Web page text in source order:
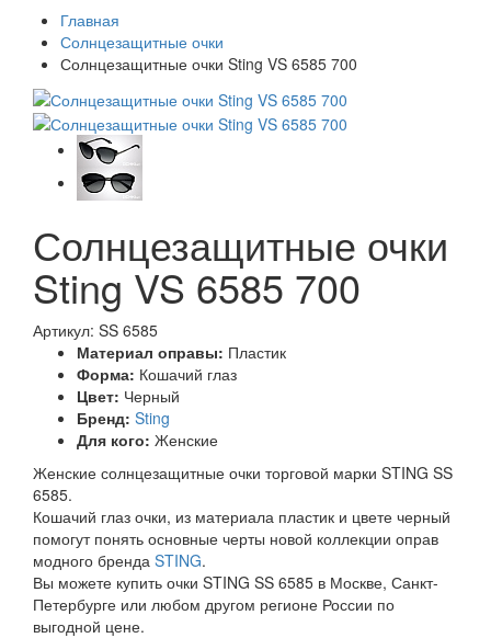
Главная
Солнцезащитные очки
Солнцезащитные очки Sting VS 6585 700
Солнцезащитные очки
Sting VS 6585 700
Артикул: SS 6585
Материал оправы: Пластик
Форма: Кошачий глаз
Цвет: Черный
Бренд: Sting
Для кого: Женские
Женские солнцезащитные очки торговой марки STING SS
6585.
Кошачий глаз очки, из материала пластик и цвете черный
помогут понять основные черты новой коллекции оправ
модного бренда STING.
Вы можете купить очки STING SS 6585 в Москве, Санкт-
Петербурге или любом другом регионе России по
выгодной цене.